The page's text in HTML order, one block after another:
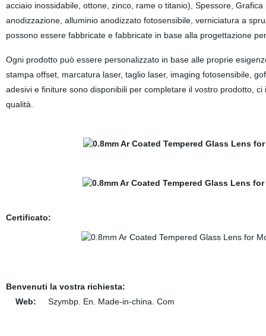
acciaio inossidabile, ottone, zinco, rame o titanio), Spessore,
anodizzazione, alluminio anodizzato fotosensibile, verniciatura a
possono essere fabbricate e fabbricate in base alla progettazione
Ogni prodotto può essere personalizzato in base alle proprie
stampa offset, marcatura laser, taglio laser, imaging fotosensibile,
adesivi e finiture sono disponibili per completare il vostro prodotto,
qualità.
Certificato:
Benvenuti la vostra richiesta:
Web:
Szymbp. En. Made-in-china. Com